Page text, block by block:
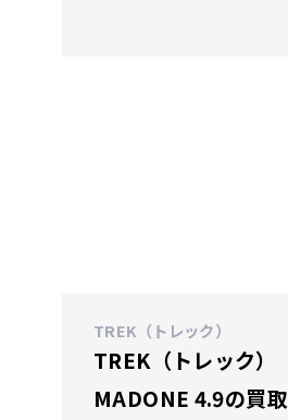
TREK（トレック）
TREK（トレック）
MADONE 4.9の買取